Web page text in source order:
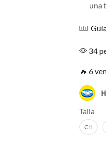
una
34
🔥 6
Talla
CH